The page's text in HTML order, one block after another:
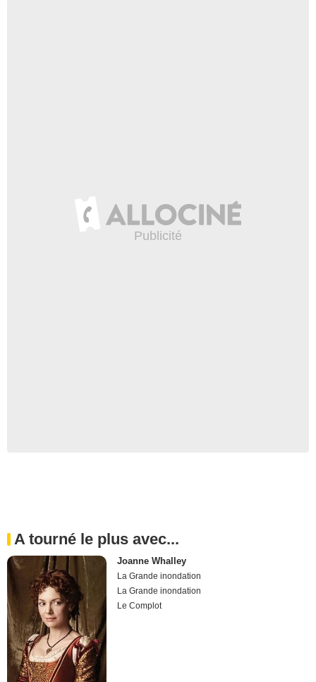
A tourné le plus avec...
Joanne Whalley
La Grande inondation
La Grande inondation
Le Complot